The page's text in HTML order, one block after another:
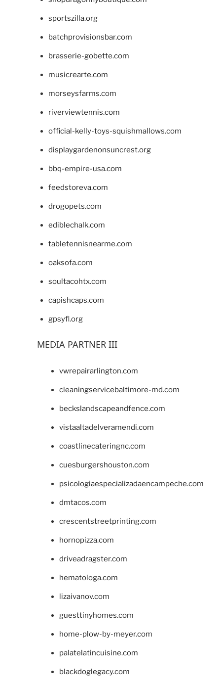
sportszilla.org
batchprovisionsbar.com
brasserie-gobette.com
musicrearte.com
morseysfarms.com
riverviewtennis.com
official-kelly-toys-squishmallows.com
displaygardenonsuncrest.org
bbq-empire-usa.com
feedstoreva.com
drogopets.com
ediblechalk.com
tabletennisnearme.com
oaksofa.com
soultacohtx.com
capishcaps.com
gpsyfl.org
MEDIA PARTNER III
vwrepairarlington.com
cleaningservicebaltimore-md.com
beckslandscapeandfence.com
vistaaltadelveramendi.com
coastlinecateringnc.com
cuesburgershouston.com
psicologiaespecializadaencampeche.com
dmtacos.com
crescentstreetprinting.com
hornopizza.com
driveadragster.com
hematologa.com
lizaivanov.com
guesttinyhomes.com
home-plow-by-meyer.com
palatelatincuisine.com
blackdoglegacy.com